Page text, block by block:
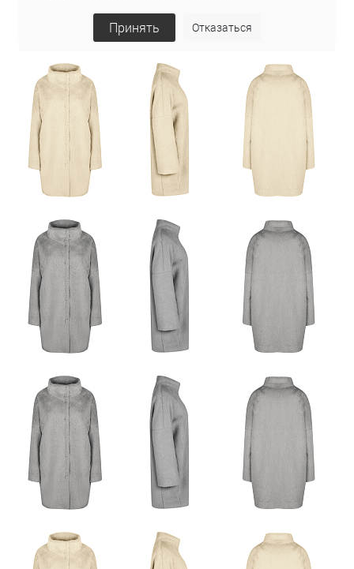
Принять Отказаться